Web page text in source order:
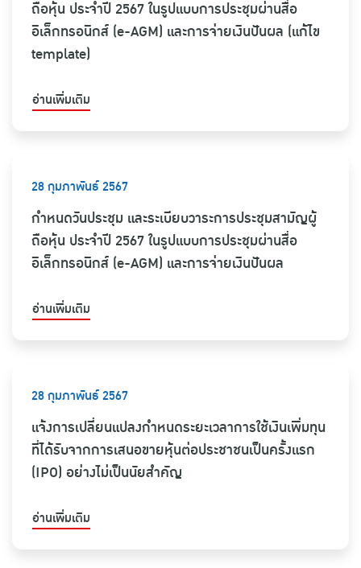
ถือหุ้น ประจำปี 2567 ในรูปแบบการประชุมผ่านสื่อ
อิเล็กทรอนิกส์ (e-AGM) และการจ่ายเงินปันผล (แก้ไข
template)
อ่านเพิ่มเติม
28 กุมภาพันธ์ 2567
กำหนดวันประชุม และระเบียบวาระการประชุมสามัญผู้
ถือหุ้น ประจำปี 2567 ในรูปแบบการประชุมผ่านสื่อ
อิเล็กทรอนิกส์ (e-AGM) และการจ่ายเงินปันผล
อ่านเพิ่มเติม
28 กุมภาพันธ์ 2567
แจ้งการเปลี่ยนแปลงกำหนดระยะเวลาการใช้เงินเพิ่มทุน
ที่ได้รับจากการเสนอขายหุ้นต่อประชาชนเป็นครั้งแรก
(IPO) อย่างไม่เป็นนัยสำคัญ
อ่านเพิ่มเติม